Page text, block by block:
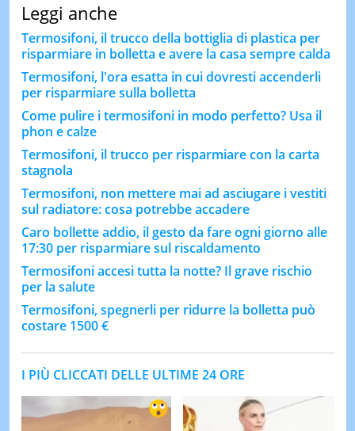
Leggi anche
Termosifoni, il trucco della bottiglia di plastica per
risparmiare in bolletta e avere la casa sempre calda
Termosifoni, l'ora esatta in cui dovresti accenderli
per risparmiare sulla bolletta
Come pulire i termosifoni in modo perfetto? Usa il
phon e calze
Termosifoni, il trucco per risparmiare con la carta
stagnola
Termosifoni, non mettere mai ad asciugare i vestiti
sul radiatore: cosa potrebbe accadere
Caro bollette addio, il gesto da fare ogni giorno alle
17:30 per risparmiare sul riscaldamento
Termosifoni accesi tutta la notte? Il grave rischio
per la salute
Termosifoni, spegnerli per ridurre la bolletta può
costare 1500 €
I PIÙ CLICCATI DELLE ULTIME 24 ORE